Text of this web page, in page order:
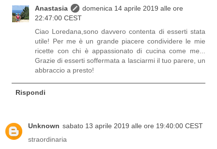
Anastasia
domenica 14 aprile 2019 alle ore
22:47:00 CEST
Ciao Loredana,sono davvero contenta di esserti stata
utile! Per me è un grande piacere condividere le mie
ricette con chi è appassionato di cucina come me...
Grazie di esserti soffermata a lasciarmi il tuo parere, un
abbraccio a presto!
Rispondi
Unknown sabato 13 aprile 2019 alle ore 19:40:00 CEST
straordinaria